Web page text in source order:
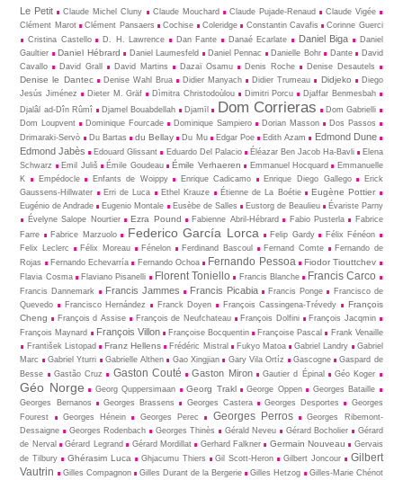
Le Petit
Claude Michel Cluny Claude Mouchard Claude Pujade-Renaud
Claude Vigée
Clément Marot
Clément Pansaers Cochise Coleridge Constantin Cavafis
Corinne Guerci
Cristina Castello
D. H. Lawrence Dan Fante Danaé Ecarlate Daniel Biga
Daniel
Gaultier
Daniel Hébrard Daniel Laumesfeld Daniel Pennac Danielle Bohr Dante
David
Cavallo
David Grall David Martins Dazaï Osamu Denis Roche Denise Desautels
Denise le Dantec Denise Wahl Brua Didier Manyach Didier Trumeau Didjeko
Diego
Jesús Jiménez
Dieter M. Gräf Dìmitra Christodoùlou Dimitri Porcu
Djaffar Benmesbah
Djalâl ad-Dîn Rûmî
Djamel Bouabdellah Djamīl Dom Corrieras
Dom Gabrielli
Dom Loupvent
Dominique Fourcade Dominique Sampiero Dorian Masson
Dos Passos
Drimaraki-Servò
Du Bartas du Bellay Du Mu Edgar Poe Edith Azam
Edmond Dune
Edmond Jabès
Edouard Glissant Eduardo Del Palacio Éléazar Ben Jacob Ha-Bavli
Elena
Schwarz
Emil Juliš Émile Goudeau Émile Verhaeren Emmanuel Hocquard
Emmanuelle
K
Empédocle Enfants de Woippy Enrique Cadicamo Enrique Diego Gallego
Erick
Gaussens-Hillwater
Erri de Luca Ethel Krauze Étienne de La Boétie Eugène Pottier
Eugénio de Andrade Eugenio Montale Eusèbe de Salles Eustorg de Beaulieu
Évariste Parny
Évelyne Salope Nourtier
Ezra Pound Fabienne Abril-Hébrard Fabio Pusterla
Fabrice
Farre
Fabrice Marzuolo Federico García Lorca Felip Gardy
Félix Fénéon
Felix Leclerc
Félix Moreau Fénelon Ferdinand Bascoul Fernand Comte
Fernando de
Rojas
Fernando Echevarría Fernando Ochoa Fernando Pessoa Fiodor Tiouttchev
Flavia Cosma Flaviano Pisanelli Florent Toniello Francis Blanche Francis Carco
Francis Dannemark Francis Jammes Francis Picabia Francis Ponge
Francisco de
Quevedo
Francisco Hernández Franck Doyen François Cassingena-Trévedy
François
Cheng
François d Assise François de Neufchateau François Dolfini
François Jacqmin
François Maynard
François Villon Françoise Bocquentin Françoise Pascal
Frank Venaille
František Listopad
Franz Hellens Frédéric Mistral Fukyo Matoa Gabriel Landry
Gabriel
Marc
Gabriel Yturri Gabrielle Althen Gao Xingjian Gary Vila Ortíz Gascogne
Gaspard de
Besse
Gastão Cruz Gaston Couté Gaston Miron Gautier d Épinal Géo Koger
Géo Norge Georg Quppersimaan Georg Trakl George Oppen
Georges Bataille
Georges Bernanos
Georges Brassens Georges Castera Georges Desportes
Georges
Fourest
Georges Hénein Georges Perec Georges Perros
Georges Ribemont-
Dessaigne
Georges Rodenbach Georges Thinès Gérald Neveu Gérard Bocholier
Gérard
de Nerval
Gérard Legrand Gérard Mordillat Gerhard Falkner Germain Nouveau
Gervais
de Tilbury
Ghérasim Luca Ghjacumu Thiers Gil Scott-Heron Gilbert Joncour
Gilbert
Vautrin
Gilles Compagnon Gilles Durant de la Bergerie Gilles Hetzog
Gilles-Marie Chénot